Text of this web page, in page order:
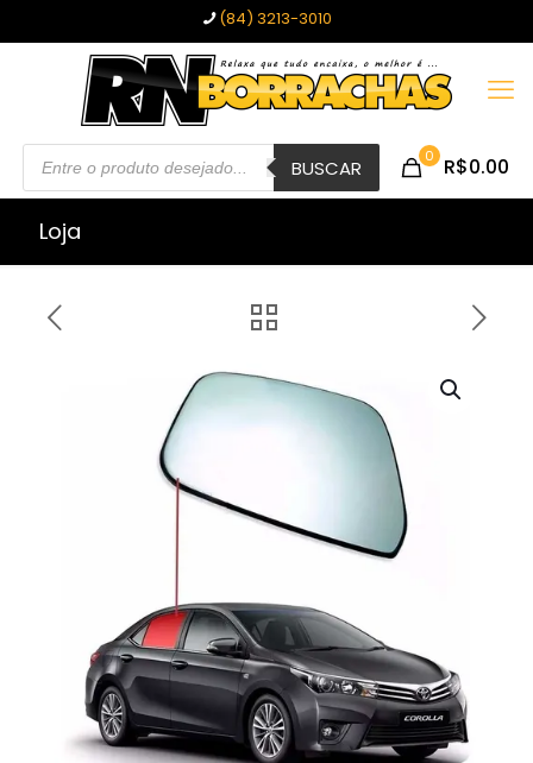
(84) 3213-3010
Pesquisar
produtos BUSCAR 0 R$0.00
Loja